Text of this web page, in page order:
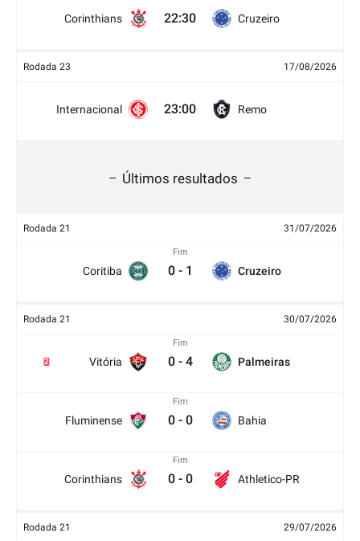
Corinthians 22:30 Cruzeiro
Rodada 23 17/08/2026
Internacional 23:00 Remo
Últimos resultados
Rodada 21 31/07/2026
Coritiba
Fim
0 - 1 Cruzeiro
Rodada 21 30/07/2026
Vitória
2
Fim
0 - 4 Palmeiras
Fluminense
Fim
0 - 0 Bahia
Corinthians
Fim
0 - 0 Athletico-PR
Rodada 21 29/07/2026